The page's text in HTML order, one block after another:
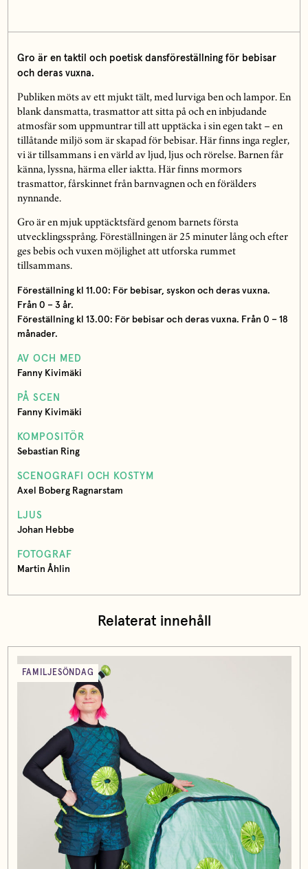
Gro är en taktil och poetisk dansföreställning för bebisar
och deras vuxna.
Publiken möts av ett mjukt tält, med lurviga ben och lampor. En
blank dansmatta, trasmattor att sitta på och en inbjudande
atmosfär som uppmuntrar till att upptäcka i sin egen takt – en
tillåtande miljö som är skapad för bebisar. Här finns inga regler,
vi är tillsammans i en värld av ljud, ljus och rörelse. Barnen får
känna, lyssna, härma eller iaktta. Här finns mormors
trasmattor, fårskinnet från barnvagnen och en förälders
nynnande.
Gro är en mjuk upptäcktsfärd genom barnets första
utvecklingssprång. Föreställningen är 25 minuter lång och efter
ges bebis och vuxen möjlighet att utforska rummet
tillsammans.
Föreställning kl 11.00: För bebisar, syskon och deras vuxna.
Från 0 – 3 år.
Föreställning kl 13.00: För bebisar och deras vuxna. Från 0 – 18
månader.
AV OCH MED
Fanny Kivimäki
PÅ SCEN
Fanny Kivimäki
KOMPOSITÖR
Sebastian Ring
SCENOGRAFI OCH KOSTYM
Axel Boberg Ragnarstam
LJUS
Johan Hebbe
FOTOGRAF
Martin Åhlin
Relaterat innehåll
FAMILJESÖNDAG